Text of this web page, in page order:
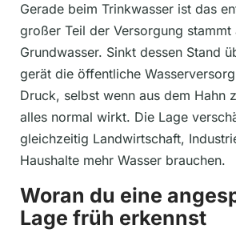
Gerade beim Trinkwasser ist das
großer Teil der Versorgung stammt
Grundwasser. Sinkt dessen Stand
gerät die öffentliche
Druck, selbst wenn aus dem Hahn
alles normal wirkt. Die Lage
gleichzeitig Landwirtschaft,
Haushalte mehr Wasser brauchen.
Woran du eine
Lage früh erkennst